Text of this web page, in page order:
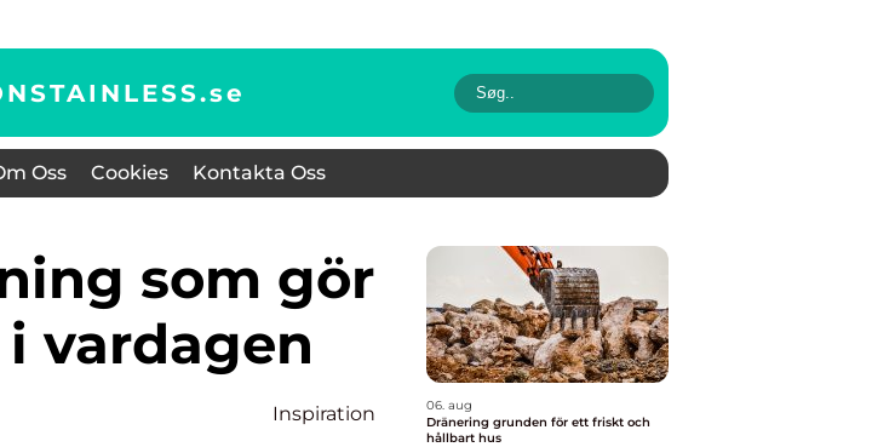
se
Oss Cookies Kontakta Oss
vardagen
Inspiration
06. aug
Dränering grunden för ett friskt och
hållbart hus